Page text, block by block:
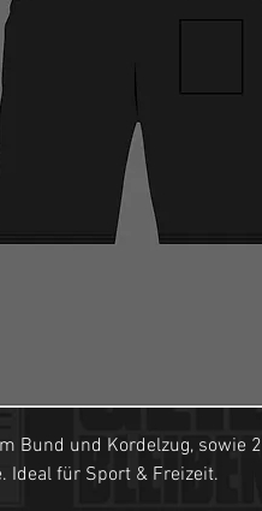
Bund und Kordelzug, sowie 2
Ideal für Sport & Freizeit.